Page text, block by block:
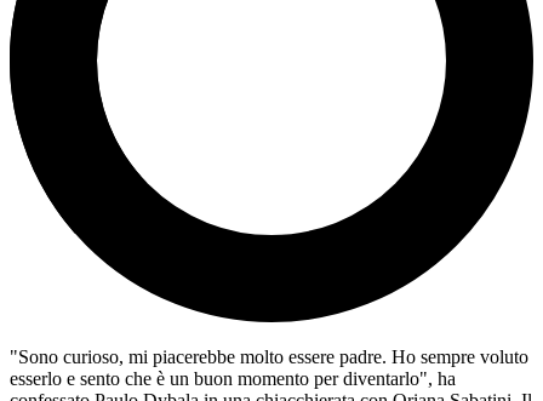
"Sono curioso, mi piacerebbe molto essere padre. Ho sempre voluto
esserlo e sento che è un buon momento per diventarlo", ha